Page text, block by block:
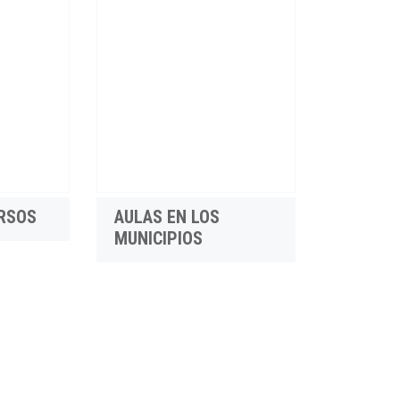
AULAS EN LOS
MUNICIPIOS